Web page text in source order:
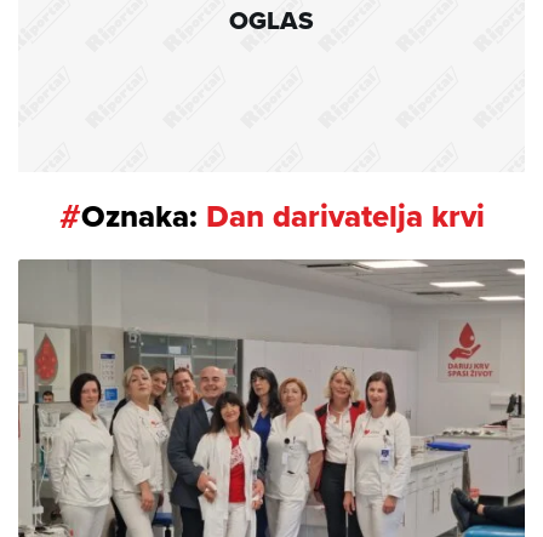
OGLAS
#Oznaka: Dan darivatelja krvi